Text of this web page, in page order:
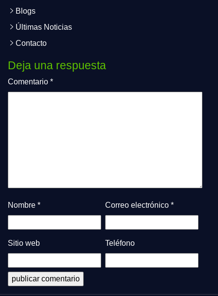
Blogs
Últimas Noticias
Contacto
Deja una respuesta
Comentario *
Nombre * Correo electrónico *
Sitio web Teléfono